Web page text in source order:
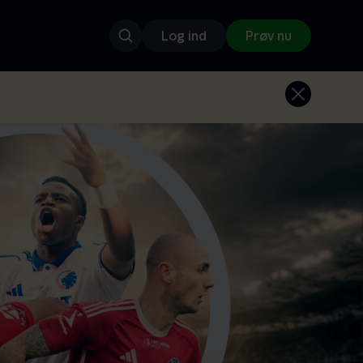
Log ind Prøv nu